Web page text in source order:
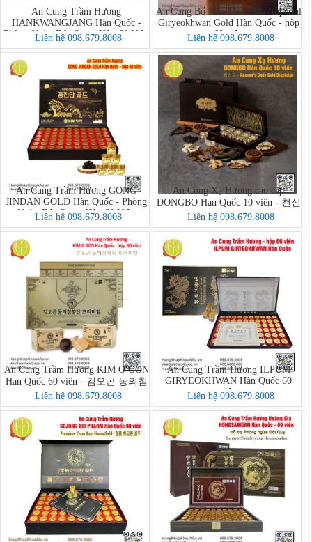
An Cung Trầm Hương
HANKWANGJANG Hàn Quốc -
Phòng Ngừa Đột Quỵ - Hộp 60 Viên
(Premium Balhyo Chimhyang
Hongsamdam)
Liên hệ 098.679.8008
An Cung Bổ Não Thiên Ma Imperial
Giryeokhwan Gold Hàn Quốc - hộp
60 viên
Liên hệ 098.679.8008
An Cung Trầm Hương GONG
JINDAN GOLD Hàn Quốc - Phòng
Ngừa Đột Quỵ - Hộp 60 Viên
Liên hệ 098.679.8008
An Cung Xạ Hương cao cấp
DONGBO Hàn Quốc 10 viên - 천신
단 - Heaven's Body Gold Blackdan
Liên hệ 098.679.8008
An Cung Trầm Hương KIM O GON
Hàn Quốc 60 viên - 김오곤 동의침
향단 프리미엄
Liên hệ 098.679.8008
An Cung Trầm Hương ILPUM
GIRYEOKHWAN Hàn Quốc 60
viên
Liên hệ 098.679.8008